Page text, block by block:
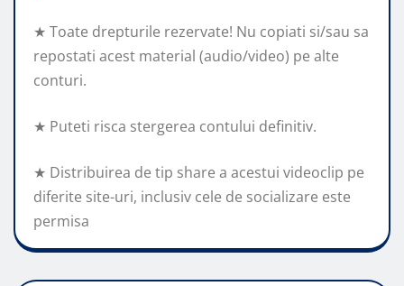
★ Toate drepturile rezervate! Nu copiati si/sau sa
repostati acest material (audio/video) pe alte
conturi.
★ Puteti risca stergerea contului definitiv.
★ Distribuirea de tip share a acestui videoclip pe
diferite site-uri, inclusiv cele de socializare este
permisa